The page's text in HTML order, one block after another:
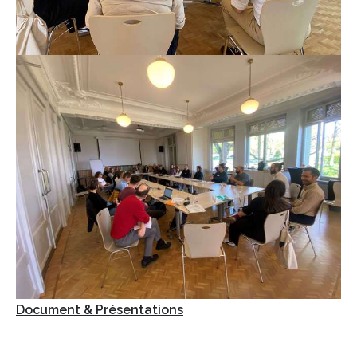
Document & Présentations